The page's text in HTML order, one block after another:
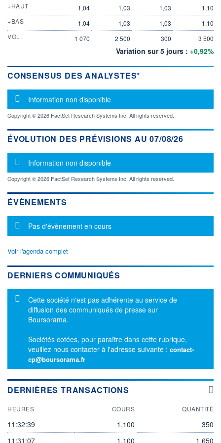
+HAUT
1,04 1,03 1,03
1,10
+BAS
1,04 1,03 1,03
1,10
VOL.
1 070 2 500 300 3 500
Variation sur 5 jours : +0,92%
CONSENSUS DES ANALYSTES*
Message d'information
Information non disponible
Copyright © 2026 FactSet Research Systems Inc. All rights reserved.
ÉVOLUTION DES PRÉVISIONS AU 07/08/26
Message d'information
Information non disponible
Copyright © 2026 FactSet Research Systems Inc. All rights reserved.
ÉVÈNEMENTS
Message d'information
Pas d'évènement en cours
Voir l'agenda complet
DERNIERS COMMUNIQUÉS
Message d'information
Cette société n'est pas adhérente au service de
diffusion des communiqués de presse sur
Boursorama.
Sociétés cotées, pour paraître dans cette rubrique,
veuillez nous contacter à l'adresse suivante : contact-
cp@boursorama.fr
DERNIÈRES TRANSACTIONS
HEURES COURS QUANTITÉ
11:32:39 1,100
350
11:31:07
1,100 1 650